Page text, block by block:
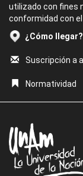
utilizado con fines
conformidad con el
¿Cómo llegar?
Suscripción a
Normatividad